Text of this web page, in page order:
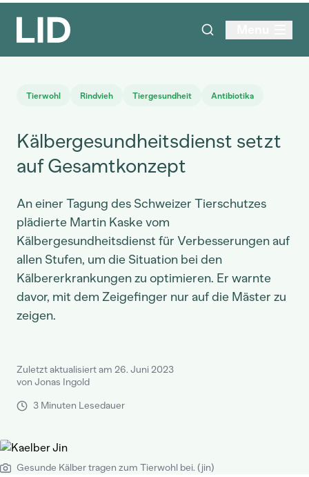
Tierwohl Rindvieh Tiergesundheit Antibiotika
Kälbergesundheitsdienst setzt
auf Gesamtkonzept
An einer Tagung des Schweizer Tierschutzes
plädierte Martin Kaske vom
Kälbergesundheitsdienst für Verbesserungen auf
allen Stufen, um die Situation bei den
Kälbererkrankungen zu optimieren. Er warnte
davor, mit dem Zeigefinger nur auf die Mäster zu
zeigen.
Zuletzt aktualisiert am 26. Juni 2023
von Jonas Ingold
3 Minuten Lesedauer
Gesunde Kälber tragen zum Tierwohl bei. (jin)